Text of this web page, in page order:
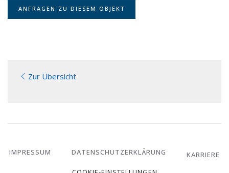
ANFRAGEN ZU DIESEM OBJEKT
Zur Übersicht
IMPRESSUM DATENSCHUTZERKLÄRUNG
KARRIERE